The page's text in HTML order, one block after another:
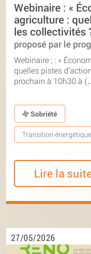
Webinaire : «
agriculture :
les collectivités
proposé par le
Webinaire ; : «
quelles pistes
prochain à 10h30 à
Sobriété
Transition énergétique
Lire la
27/05/2026